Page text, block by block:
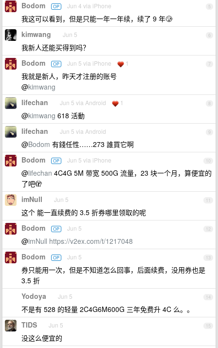
5
Bodom OP Jun 4 via iPhone
我这可以看到，但是只能一年一年续，续了 9 年🥲
6
kimwang Jun 5
我新人还能买得到吗？
7
Bodom OP Jun 5 via iPhone 1
我就是新人，昨天才注册的账号
@kimwang
8
lifechan Jun 5 via Android 1
@kimwang 618 活動
9
lifechan Jun 5 via Android
@Bodom 有錢任性……273 誰買它啊
10
Bodom OP Jun 5 via iPhone
@lifechan 4C4G 5M 带宽 500G 流量，23 块一个月，算便宜的
了吧🫣
11
imNull Jun 5
这个 能一直续费的 3.5 折券哪里领取的呢
12
Bodom OP Jun 5
@imNull https://v2ex.com/t/1217048
13
Bodom OP Jun 5
券只能用一次，但是不知道怎么回事，后面续费，没用券也是
3.5 折
14
Yodoya Jun 5
不是有 528 的轻量 2C4G6M600G 三年免费升 4C 么。。
15
TIDS Jun 5
没这么便宜的